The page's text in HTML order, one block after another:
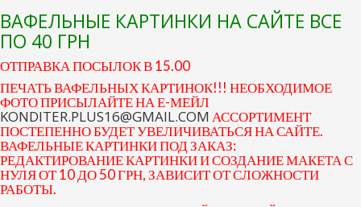
ВАФЕЛЬНЫЕ КАРТИНКИ НА САЙТЕ ВСЕ
ПО 40 ГРН
ОТПРАВКА ПОСЫЛОК В 15.00
ПЕЧАТЬ ВАФЕЛЬНЫХ КАРТИНОК!!! НЕОБХОДИМОЕ
ФОТО ПРИСЫЛАЙТЕ НА Е-МЕЙЛ
KONDITER.PLUS16@GMAIL.COM АССОРТИМЕНТ
ПОСТЕПЕННО БУДЕТ УВЕЛИЧИВАТЬСЯ НА САЙТЕ.
ВАФЕЛЬНЫЕ КАРТИНКИ ПОД ЗАКАЗ:
РЕДАКТИРОВАНИЕ КАРТИНКИ И СОЗДАНИЕ МАКЕТА С
НУЛЯ ОТ 10 ДО 50 ГРН, ЗАВИСИТ ОТ СЛОЖНОСТИ
РАБОТЫ.